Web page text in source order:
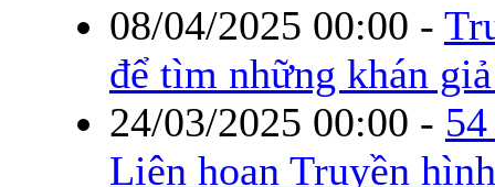
08/04/2025 00:00 -
để tìm những khán
24/03/2025 00:00 -
Liên hoan Truyền